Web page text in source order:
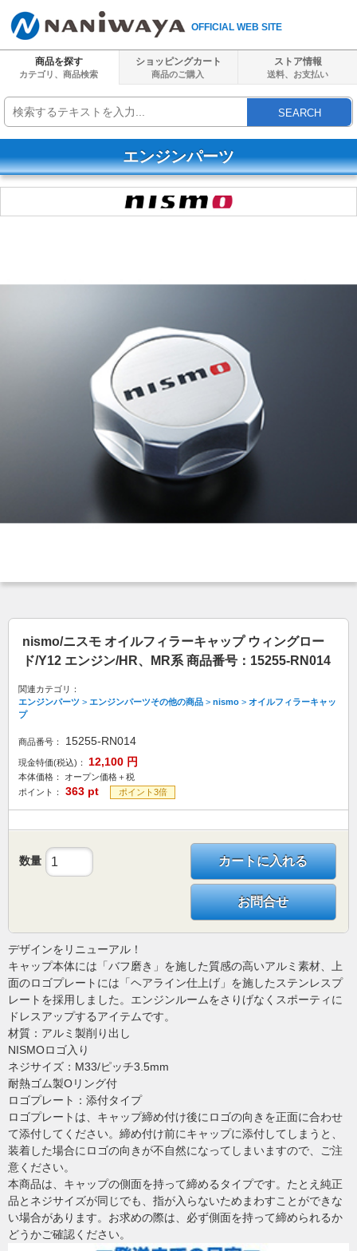
OFFICIAL WEB SITE
商品を探す
カテゴリ、商品検索
ショッピングカート
商品のご購入
ストア情報
送料、 お支払い
SEARCH
エンジンパーツ
nismo/ニスモ オイルフィラーキャップ ウィングロー
ド/Y12 エンジン/HR、MR系 商品番号：15255-RN014
関連カテゴリ：
エンジンパーツ > エンジンパーツその他の商品 > nismo > オイルフィラーキャッ
プ
商品番号： 15255-RN014
現金特価(税込)： 12,100 円
本体価格：
オープン価格＋税
ポイント：
363 pt ポイント3倍
数量 カートに入れる
お問合せ
デザインをリニューアル！
キャップ本体には「バフ磨き」を施した質感の高いアルミ素材、上
面のロゴプレートには「ヘアライン仕上げ」を施したステンレスプ
レートを採用しました。エンジンルームをさりげなくスポーティに
ドレスアップするアイテムです。
材質：アルミ製削り出し
NISMOロゴ入り
ネジサイズ：M33/ピッチ3.5mm
耐熱ゴム製Oリング付
ロゴプレート：添付タイプ
ロゴプレートは、キャップ締め付け後にロゴの向きを正面に合わせ
て添付してください。締め付け前にキャップに添付してしまうと、
装着した場合にロゴの向きが不自然になってしまいますので、ご注
意ください。
本商品は、キャップの側面を持って締めるタイプです。たとえ純正
品とネジサイズが同じでも、指が入らないためまわすことができな
い場合があります。お求めの際は、必ず側面を持って締められるか
どうかご確認ください。